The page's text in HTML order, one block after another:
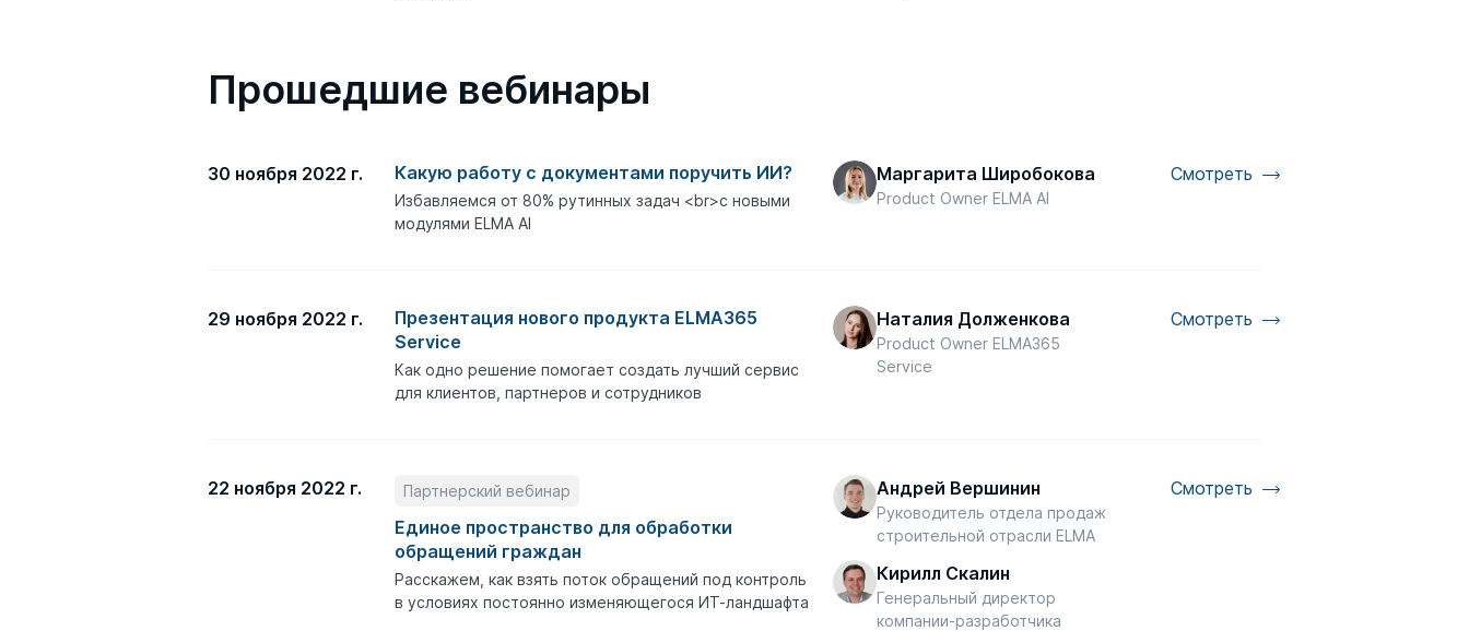
Прошедшие вебинары
30 ноября 2022 г. Какую работу с документами поручить ИИ?
Избавляемся от 80% рутинных задач <br>с новыми
модулями ELMA AI
Маргарита Широбокова
Product Owner ELMA AI
Смотреть
29 ноября 2022 г.
Презентация нового продукта ELMA365
Service
Как одно решение помогает создать лучший сервис
для клиентов, партнеров и сотрудников
Наталия Долженкова
Product Owner ELMA365
Service
Смотреть
22 ноября 2022 г. Партнерский вебинар
Единое пространство для обработки
обращений граждан
Расскажем, как взять поток обращений под контроль
в условиях постоянно изменяющегося ИТ-ландшафта
Андрей Вершинин
Руководитель отдела продаж
строительной отрасли ELMA
Кирилл Скалин
Генеральный директор
компании-разработчика
Смотреть